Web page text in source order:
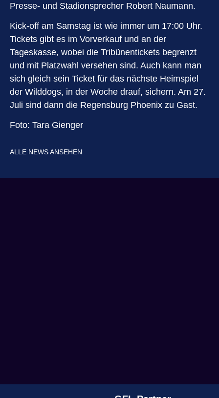
Presse- und Stadionsprecher Robert Naumann.
Kick-off am Samstag ist wie immer um 17:00 Uhr.
Tickets gibt es im Vorverkauf und an der
Tageskasse, wobei die Tribünentickets begrenzt
und mit Platzwahl versehen sind. Auch kann man
sich gleich sein Ticket für das nächste Heimspiel
der Wilddogs, in der Woche drauf, sichern. Am 27.
Juli sind dann die Regensburg Phoenix zu Gast.
Foto: Tara Gienger
ALLE NEWS ANSEHEN